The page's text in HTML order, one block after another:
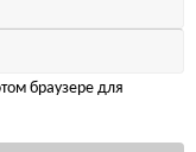
браузере для